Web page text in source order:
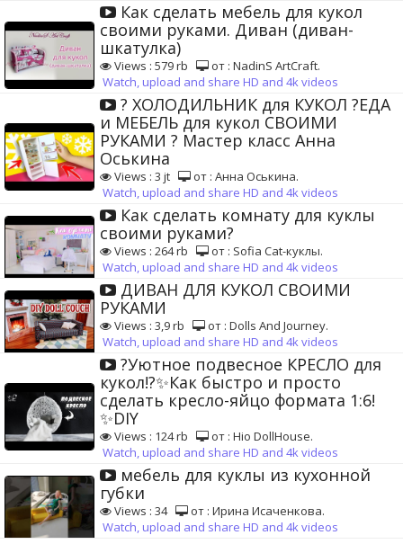
Как сделать мебель для кукол
своими руками. Диван (диван-
шкатулка)
Views : 579 rb
от : NadinS ArtCraft.
Watch, upload and share HD and 4k videos
? ХОЛОДИЛЬНИК для КУКОЛ ?ЕДА
и МЕБЕЛЬ для кукол СВОИМИ
РУКАМИ ? Мастер класс Анна
Оськина
Views : 3 jt
от : Анна Оськина.
Watch, upload and share HD and 4k videos
Как сделать комнату для куклы
своими руками?
Views : 264 rb
от : Sofia Cat-куклы.
Watch, upload and share HD and 4k videos
ДИВАН ДЛЯ КУКОЛ СВОИМИ
РУКАМИ
Views : 3,9 rb
от : Dolls And Journey.
Watch, upload and share HD and 4k videos
?Уютное подвесное КРЕСЛО для
кукол!?✨Как быстро и просто
сделать кресло-яйцо формата 1:6!
✨DIY
Views : 124 rb
от : Hio DollHouse.
Watch, upload and share HD and 4k videos
мебель для куклы из кухонной
губки
Views : 34
от : Ирина Исаченкова.
Watch, upload and share HD and 4k videos